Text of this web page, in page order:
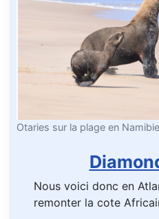
Otaries sur la plage en Namibie
Nous voici donc en
remonter la cote